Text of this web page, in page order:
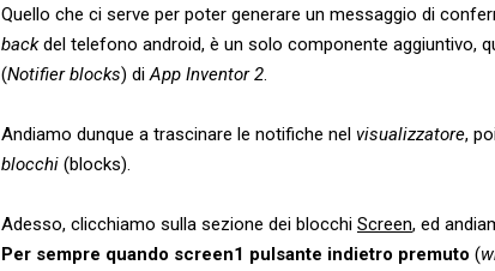
Quello che ci serve per poter generare un messaggio di
backdel telefono android, è un solo componente aggiuntivo,
(Notifier blocks) diApp Inventor 2.
Andiamo dunque a trascinare le notifiche nel visualizzatore,
blocchi (blocks).
Adesso, clicchiamo sulla sezione dei blocchi Screen, ed
Per sempre quando screen1 pulsante indietro premuto (